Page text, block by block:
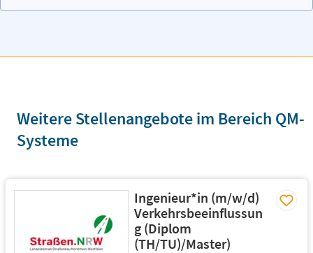
Weitere Stellenangebote im Bereich QM-
Systeme
Ingenieur*in (m/w/d)
Verkehrsbeeinflussun
g (Diplom
(TH/TU)/Master)